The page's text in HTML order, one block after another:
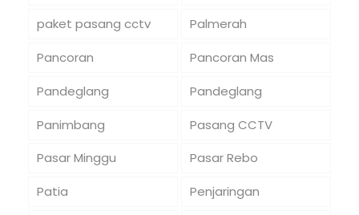
paket pasang cctv
Palmerah
Pancoran
Pancoran Mas
Pandeglang
Pandeglang
Panimbang
Pasang CCTV
Pasar Minggu
Pasar Rebo
Patia
Penjaringan